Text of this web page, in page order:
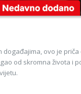
događajima, ovo je priča
od skromna života i